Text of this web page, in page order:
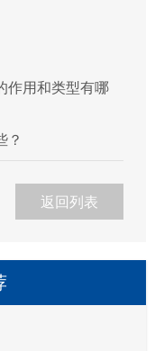
作用和类型有哪
？
返回列表